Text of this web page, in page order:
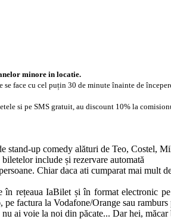
minore in locatie.
se face cu cel puțin 30 de minute înainte de
si pe SMS gratuit, au discount 10% la
stand-up comedy alături de Teo, Costel,
include și rezervare automată
Chiar daca ati cumparat mai mult
în rețeaua IaBilet și în format electronic
pe factura la Vodafone/Orange sau
ai voie la noi din păcate... Dar hei, măcar